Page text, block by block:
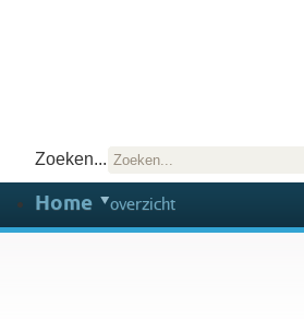
Zoeken...
Home overzicht